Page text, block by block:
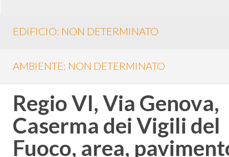
EDIFICIO: NON DETERMINATO
AMBIENTE: NON DETERMINATO
Regio VI, Via Genova,
Caserma dei Vigili del
Fuoco, area,